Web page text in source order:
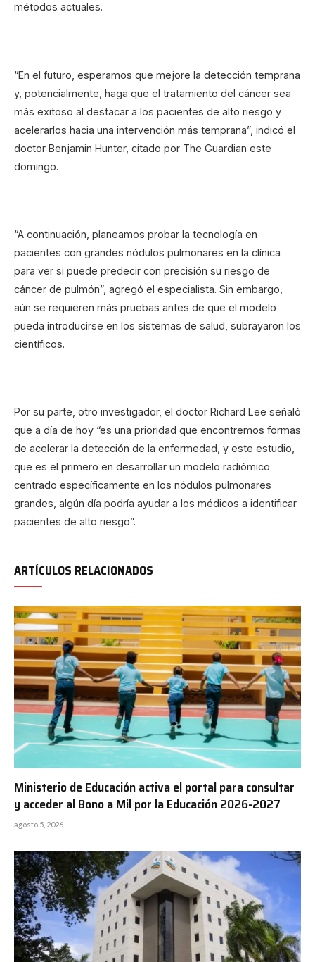
métodos actuales.
“En el futuro, esperamos que mejore la detección temprana
y, potencialmente, haga que el tratamiento del cáncer sea
más exitoso al destacar a los pacientes de alto riesgo y
acelerarlos hacia una intervención más temprana”, indicó el
doctor Benjamin Hunter, citado por The Guardian este
domingo.
“A continuación, planeamos probar la tecnología en
pacientes con grandes nódulos pulmonares en la clínica
para ver si puede predecir con precisión su riesgo de
cáncer de pulmón”, agregó el especialista. Sin embargo,
aún se requieren más pruebas antes de que el modelo
pueda introducirse en los sistemas de salud, subrayaron los
científicos.
Por su parte, otro investigador, el doctor Richard Lee señaló
que a día de hoy “es una prioridad que encontremos formas
de acelerar la detección de la enfermedad, y este estudio,
que es el primero en desarrollar un modelo radiómico
centrado específicamente en los nódulos pulmonares
grandes, algún día podría ayudar a los médicos a identificar
pacientes de alto riesgo”.
ARTÍCULOS RELACIONADOS
Ministerio de Educación activa el portal para consultar
y acceder al Bono a Mil por la Educación 2026-2027
agosto 5, 2026